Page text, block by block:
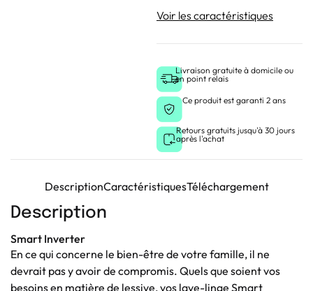
Voir les caractéristiques
Livraison gratuite à domicile ou
en point relais
Ce produit est garanti 2 ans
Retours gratuits jusqu'à 30 jours
après l'achat
DescriptionCaractéristiquesTéléchargement
Description
Smart Inverter
En ce qui concerne le bien-être de votre famille, il ne
devrait pas y avoir de compromis. Quels que soient vos
besoins en matière de lessive, vos lave-linge Smart